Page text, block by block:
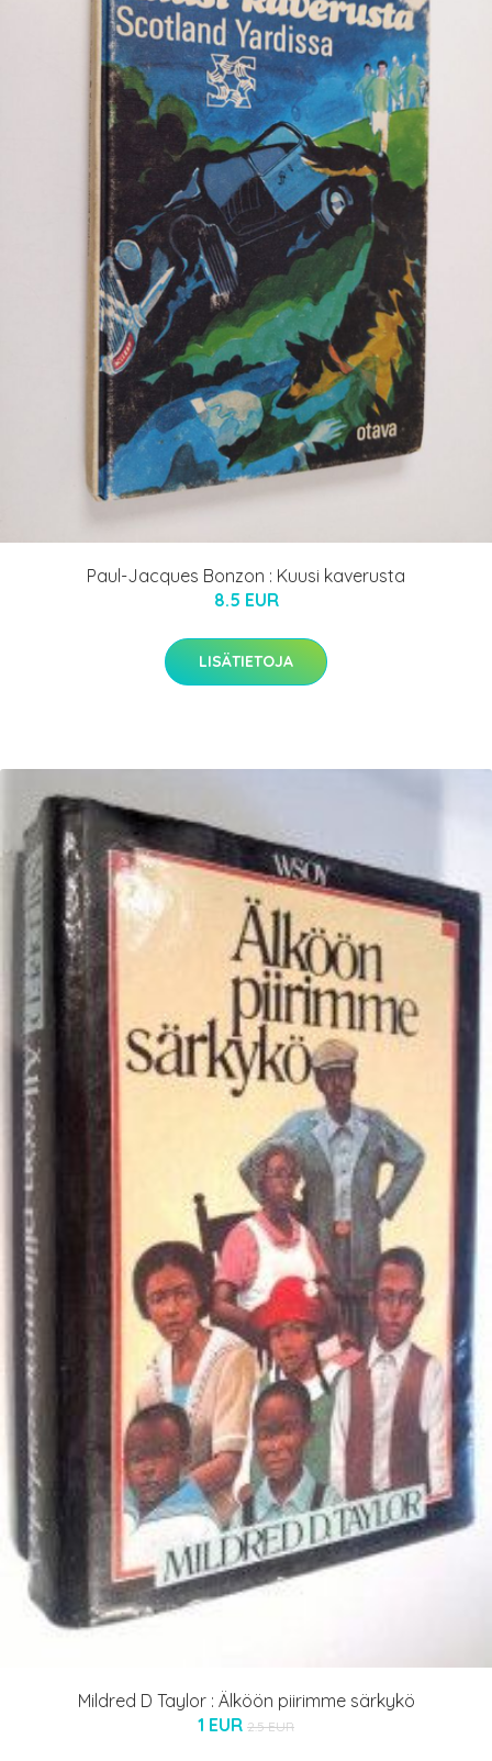
Paul-Jacques Bonzon : Kuusi kaverusta
8.5 EUR
LISÄTIETOJA
Mildred D Taylor : Älköön piirimme särkykö
1 EUR 2.5 EUR